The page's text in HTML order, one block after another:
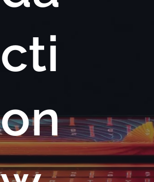
cti
on